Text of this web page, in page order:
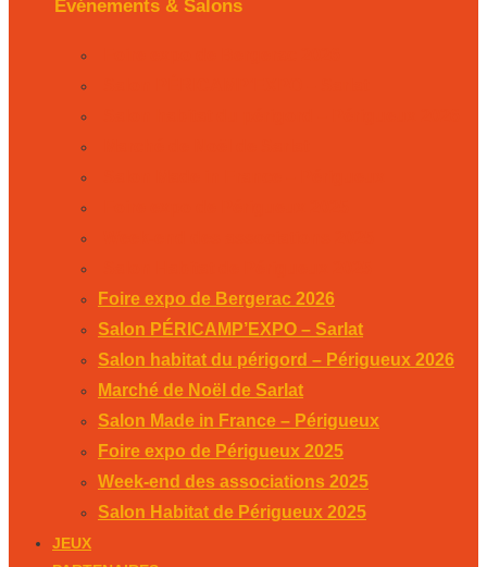
Événements & Salons
Foire expo de Bergerac 2026
Salon PÉRICAMP’EXPO – Sarlat
Salon habitat du périgord – Périgueux 2026
Marché de Noël de Sarlat
Salon Made in France – Périgueux
Foire expo de Périgueux 2025
Week-end des associations 2025
Salon Habitat de Périgueux 2025
JEUX